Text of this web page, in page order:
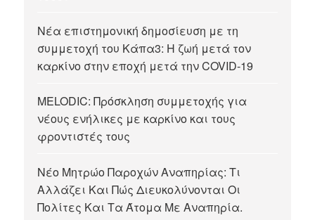
Νέα επιστημονική δημοσίευση με τη
συμμετοχή του Κάπα3: Η ζωή μετά τον
καρκίνο στην εποχή μετά την COVID-19
MELODIC: Πρόσκληση συμμετοχής για
νέους ενήλικες με καρκίνο και τους
φροντιστές τους
Νέο Μητρώο Παροχών Αναπηρίας: Τι
Αλλάζει Και Πώς Διευκολύνονται Οι
Πολίτες Και Τα Άτομα Με Αναπηρία.